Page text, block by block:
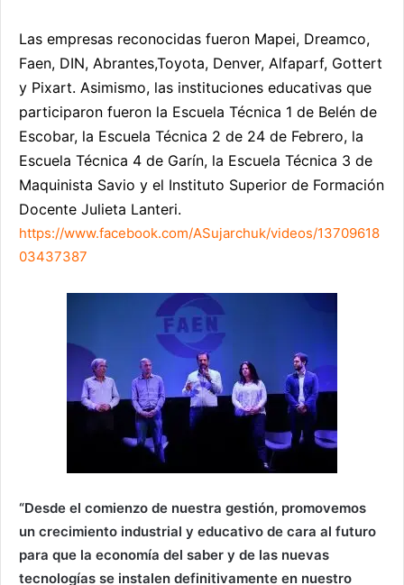
Las empresas reconocidas fueron Mapei, Dreamco,
Faen, DIN, Abrantes,Toyota, Denver, Alfaparf, Gottert
y Pixart. Asimismo, las instituciones educativas que
participaron fueron la Escuela Técnica 1 de Belén de
Escobar, la Escuela Técnica 2 de 24 de Febrero, la
Escuela Técnica 4 de Garín, la Escuela Técnica 3 de
Maquinista Savio y el Instituto Superior de Formación
Docente Julieta Lanteri.
https://www.facebook.com/ASujarchuk/videos/13709618
03437387
“Desde el comienzo de nuestra gestión, promovemos
un crecimiento industrial y educativo de cara al futuro
para que la economía del saber y de las nuevas
tecnologías se instalen definitivamente en nuestro